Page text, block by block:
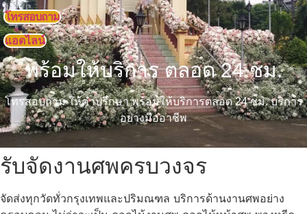
โทรสอบถาม
แอดไลน์
พร้อมให้บริการ ตลอด 24 ชม.
โทรสอบถาม ให้คำปรึกษา พร้อมให้บริการตลอด 24 ชม. บริการ
อย่างมืออาชีพ
รับจัดงานศพครบวงจร
จัดส่งทุกวัดทั่วกรุงเทพและปริมณฑล บริการด้านงานศพอย่าง